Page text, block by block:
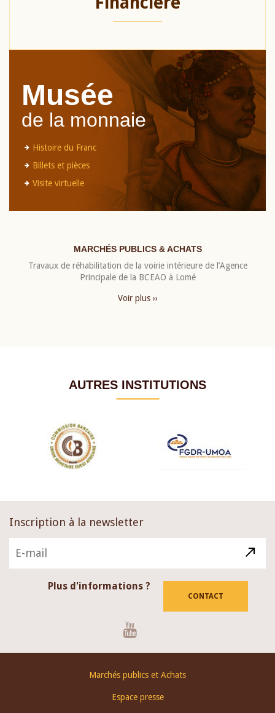
Musée
de la monnaie
Histoire du Franc
Billets et pièces
Visite virtuelle
MARCHÉS PUBLICS & ACHATS
Travaux de réhabilitation de la voirie intérieure de l’Agence
Principale de la BCEAO à Lomé
Voir plus ››
AUTRES INSTITUTIONS
Inscription à la newsletter
Plus d'informations ?
CONTACT
Marchés publics et Achats
Espace presse